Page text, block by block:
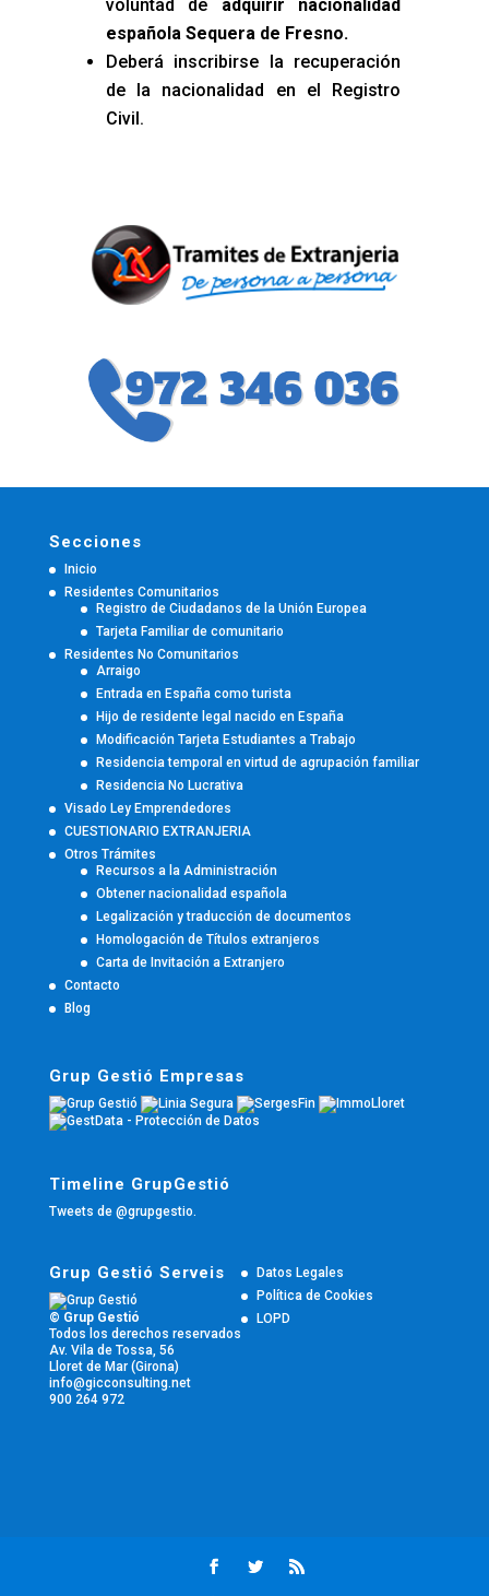
voluntad de adquirir nacionalidad
española Sequera de Fresno.
Deberá inscribirse la recuperación
de la nacionalidad en el Registro
Civil.
Secciones
Inicio
Residentes Comunitarios
Registro de Ciudadanos de la Unión Europea
Tarjeta Familiar de comunitario
Residentes No Comunitarios
Arraigo
Entrada en España como turista
Hijo de residente legal nacido en España
Modificación Tarjeta Estudiantes a Trabajo
Residencia temporal en virtud de agrupación familiar
Residencia No Lucrativa
Visado Ley Emprendedores
CUESTIONARIO EXTRANJERIA
Otros Trámites
Recursos a la Administración
Obtener nacionalidad española
Legalización y traducción de documentos
Homologación de Títulos extranjeros
Carta de Invitación a Extranjero
Contacto
Blog
Grup Gestió Empresas
Timeline GrupGestió
Tweets de @grupgestio.
Grup Gestió Serveis
© Grup Gestió
Todos los derechos reservados
Av. Vila de Tossa, 56
Lloret de Mar (Girona)
info@gicconsulting.net
900 264 972
Datos Legales
Política de Cookies
LOPD